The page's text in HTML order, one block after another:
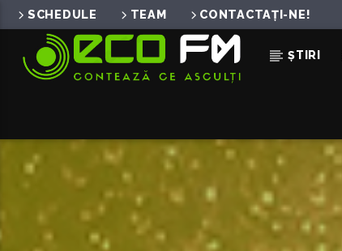
SCHEDULE TEAM CONTACTAȚI-NE!
ȘTIRI
ACUM ÎN DIRECT
CONTEAZA CE ASCULTI
ECO FM